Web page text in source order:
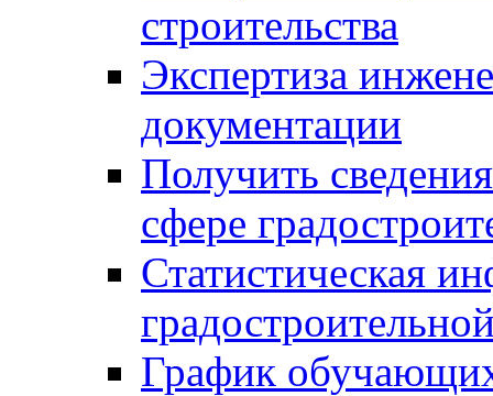
строительства
Экспертиза
документации
Получить
сфере
Статистическая
График